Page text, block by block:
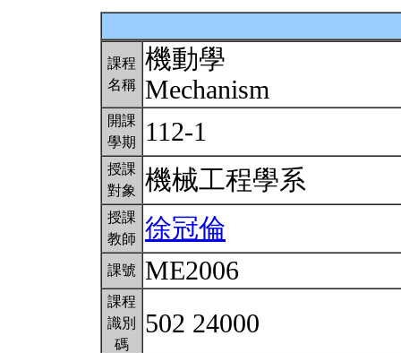
課程
名稱
機動學
Mechanism
開課
學期
112-1
授課
對象
機械工程學系
授課
教師
徐冠倫
課號 ME2006
課程
識別
碼
502 24000